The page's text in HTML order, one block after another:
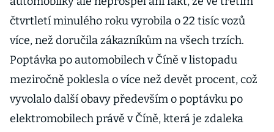
čtvrtletí minulého roku vyrobila o 22 tisíc vozů
více, než doručila zákazníkům na všech trzích.
Poptávka po automobilech v Číně v listopadu
meziročně poklesla o více než devět procent, což
vyvolalo další obavy především o poptávku po
elektromobilech právě v Číně, která je zdaleka